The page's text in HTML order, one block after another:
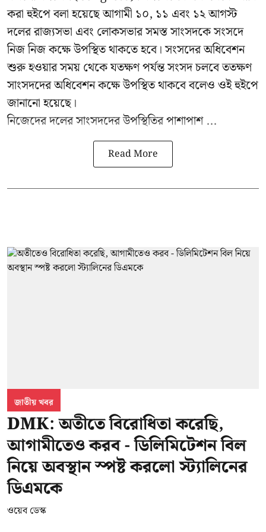
করা হুইপে বলা হয়েছে আগামী ১০, ১১ এবং ১২ আগস্ট
দলের রাজ্যসভা এবং লোকসভার সমস্ত সাংসদকে সংসদে
নিজ নিজ কক্ষে উপস্থিত থাকতে হবে। সংসদের অধিবেশন
শুরু হওয়ার সময় থেকে যতক্ষণ পর্যন্ত সংসদ চলবে ততক্ষণ
সাংসদদের অধিবেশন কক্ষে উপস্থিত থাকবে বলেও ওই হুইপে
জানানো হয়েছে।
নিজেদের দলের সাংসদদের উপস্থিতির পাশাপাশ ...
Read More
জাতীয় খবর
DMK: অতীতে বিরোধিতা করেছি,
আগামীতেও করব - ডিলিমিটেশন বিল
নিয়ে অবস্থান স্পষ্ট করলো স্ট্যালিনের
ডিএমকে
ওয়েব ডেস্ক